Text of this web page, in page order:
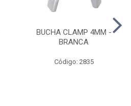
BUCHA CLAMP 4MM -
BRANCA
Código: 2835